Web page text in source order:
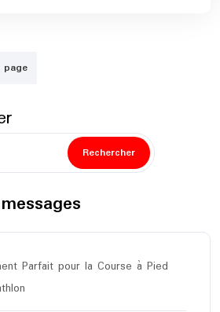
Rechercher
Parfait pour la Course à Pied